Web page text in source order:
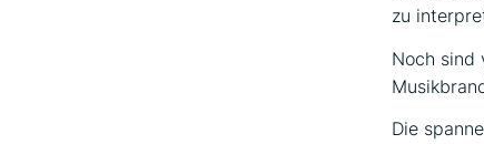
zu
Noch sind
Die